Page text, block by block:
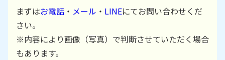
まずはお電話 ・ メール ・ LINEにてお問い合わせくだ
さい。
※内容により画像（写真）で判断させていただく場合
もあります。